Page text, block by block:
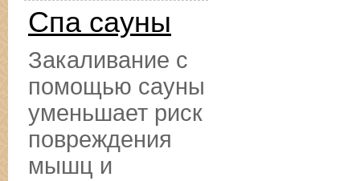
Спа сауны
Закаливание с
помощью сауны
уменьшает риск
повреждения
мышц и